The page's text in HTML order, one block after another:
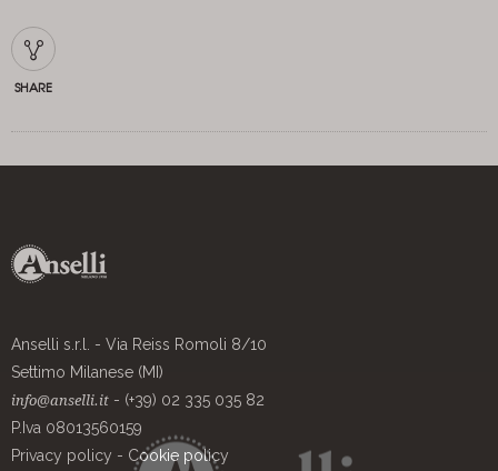
SHARE
Anselli s.r.l. - Via Reiss Romoli 8/10
Settimo Milanese (MI)
info@anselli.it - (+39) 02 335 035 82
P.Iva 08013560159
Privacy policy - Cookie policy